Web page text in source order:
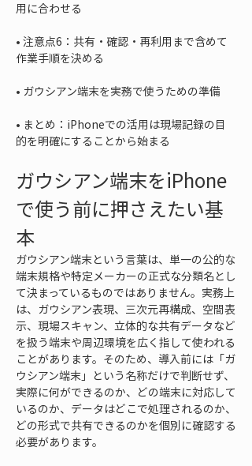
• 注意点6：共有・確認・再利用まで含めて
•
• まとめ：iPhoneでの活用は現場記録の目
的を明確にすることから始まる
ガウシアン端末をiPhone
で使う前に押さえたい基
本
ガウシアン端末という言葉は、単一の公的な
端末規格や特定メーカーの正式な分類名とし
て決まっているものではありません。実務上
は、ガウシアン表現、三次元再構成、空間表
示、現場スキャン、立体的な共有データなど
を扱う端末や周辺環境を広く指して使われる
ことがあります。そのため、導入前には「ガ
ウシアン端末」という名称だけで判断せず、
実際に何ができるのか、どの端末に対応して
いるのか、データはどこで処理されるのか、
どの形式で共有できるのかを個別に確認する
必要があります。